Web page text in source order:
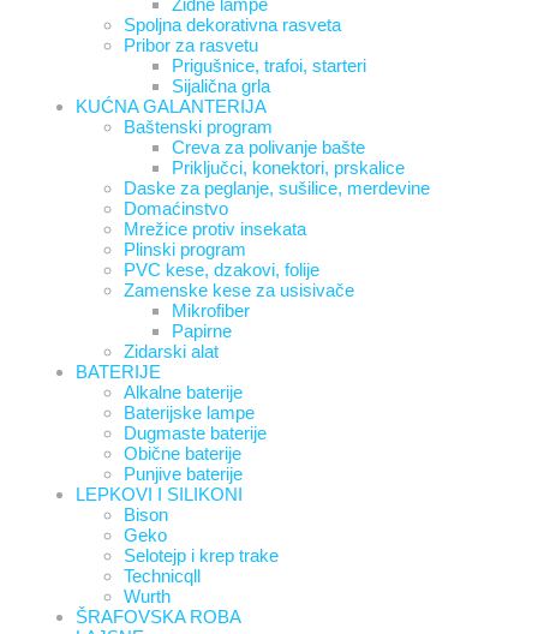
Zidne lampe
Spoljna dekorativna rasveta
Pribor za rasvetu
Prigušnice, trafoi, starteri
Sijalična grla
KUĆNA GALANTERIJA
Baštenski program
Creva za polivanje bašte
Priključci, konektori, prskalice
Daske za peglanje, sušilice, merdevine
Domaćinstvo
Mrežice protiv insekata
Plinski program
PVC kese, dzakovi, folije
Zamenske kese za usisivače
Mikrofiber
Papirne
Zidarski alat
BATERIJE
Alkalne baterije
Baterijske lampe
Dugmaste baterije
Obične baterije
Punjive baterije
LEPKOVI I SILIKONI
Bison
Geko
Selotejp i krep trake
Technicqll
Wurth
ŠRAFOVSKA ROBA